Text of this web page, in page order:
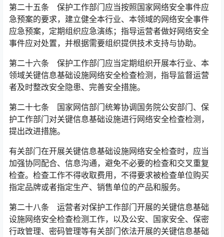
第二十五条 保护工作部门应当按照国家网络安全事件应
急预案的要求，建立健全本行业、本领域的网络安全事件
应急预案，定期组织应急演练；指导运营者做好网络安全
事件应对处置，并根据需要组织提供技术支持与协助。󠅅󠅃󠄵󠅂󠄪󠇖󠆨󠆨󠇕󠆞󠆒󠅬󠇘󠆭󠆘󠇙󠆝󠅵󠇗󠆭󠆁󠄐󠇗󠅹󠅸󠇖󠆍󠅳󠇖󠅹󠅰󠇖󠆌󠅹
第二十六条 保护工作部门应当定期组织开展本行业、本
领域关键信息基础设施网络安全检查检测，指导监督运营
者及时整改安全隐患、完善安全措施。
第二十七条 国家网信部门统筹协调国务院公安部门、保
护工作部门对关键信息基础设施进行网络安全检查检测，
提出改进措施。
有关部门在开展关键信息基础设施网络安全检查时，应当
加强协同配合、信息沟通，避免不必要的检查和交叉重复
检查。检查工作不得收取费用，不得要求被检查单位购买
指定品牌或者指定生产、销售单位的产品和服务。󠅅󠅃󠄵󠅂󠄪󠇖󠆨󠆨󠇕󠆞󠆒󠅬󠇘󠆭󠆘󠇙󠆝󠅵󠇗󠆭󠆁󠄐󠇗󠅹󠅸󠇖󠆍󠅳󠇖󠅹󠅰󠇖󠆌󠅹
第二十八条 运营者对保护工作部门开展的关键信息基础
设施网络安全检查检测工作，以及公安、国家安全、保密
行政管理、密码管理等有关部门依法开展的关键信息基础